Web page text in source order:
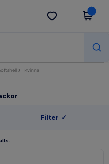
Hämta app
Kvinna
Filter ✓